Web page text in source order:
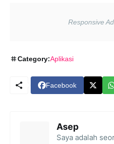
Category:Aplikasi
Facebook
Asep
Saya adalah